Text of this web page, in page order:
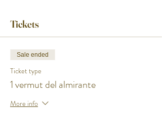
Tickets
Sale ended
Ticket type
1 vermut del almirante
More info